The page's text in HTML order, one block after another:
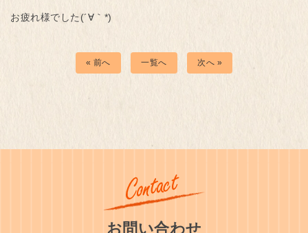
お疲れ様でした(´∀｀*)
« 前へ 一覧へ 次へ »
お問い合わせ